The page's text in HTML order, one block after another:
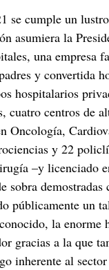
se cumple un
asumiera la
una empresa
y convertida
hospitalarios
cuatro centros de
Oncología,
y 22
–y licenciado
sobra demostradas
públicamente un
la enorme
gracias a la que
inherente al